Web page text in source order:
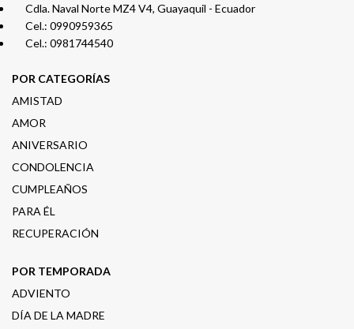
Cdla. Naval Norte MZ4 V4, Guayaquil - Ecuador
Cel.: 0990959365
Cel.: 0981744540
POR CATEGORÍAS
AMISTAD
AMOR
ANIVERSARIO
CONDOLENCIA
CUMPLEAÑOS
PARA ÉL
RECUPERACIÓN
POR TEMPORADA
ADVIENTO
DÍA DE LA MADRE